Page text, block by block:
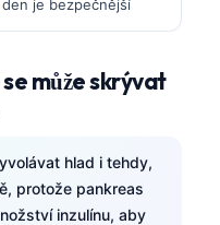
je bezpečnější
může skrývat
hlad i tehdy,
protože pankreas
inzulínu, aby